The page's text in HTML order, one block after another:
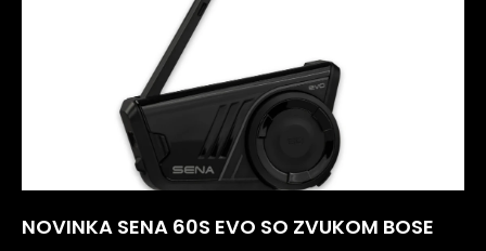
NOVINKA SENA 60S EVO SO ZVUKOM BOSE